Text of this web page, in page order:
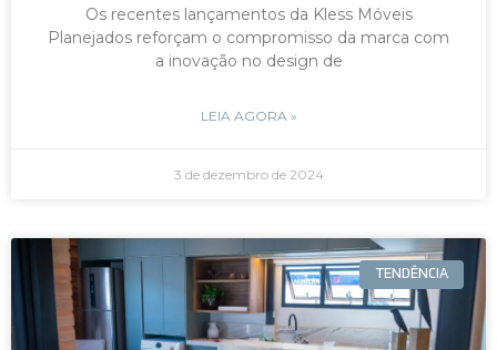
Os recentes lançamentos da Kless Móveis
Planejados reforçam o compromisso da marca com
a inovação no design de
LEIA AGORA »
3 de dezembro de 2024
TENDÊNCIA